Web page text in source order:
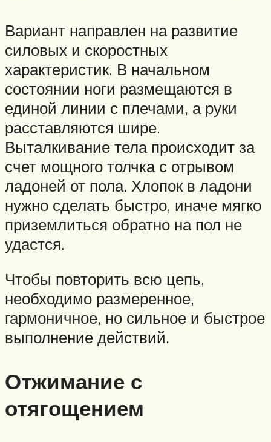
Вариант направлен на развитие
силовых и скоростных
характеристик. В начальном
состоянии ноги размещаются в
единой линии с плечами, а руки
расставляются шире.
Выталкивание тела происходит за
счет мощного толчка с отрывом
ладоней от пола. Хлопок в ладони
нужно сделать быстро, иначе мягко
приземлиться обратно на пол не
удастся.
Чтобы повторить всю цепь,
необходимо размеренное,
гармоничное, но сильное и быстрое
выполнение действий.
Отжимание с
отягощением